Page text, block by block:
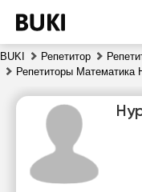
BUKI Репетитор
Репетиторы Математика